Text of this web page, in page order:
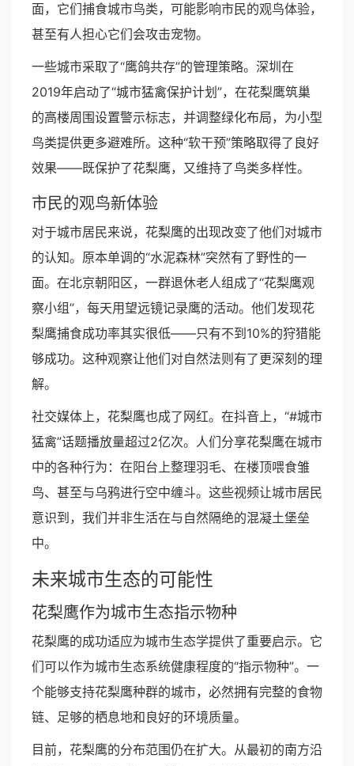
面，它们捕食城市鸟类，可能影响市民的观鸟体验，
甚至有人担心它们会攻击宠物。
一些城市采取了“鹰鸽共存”的管理策略。深圳在
2019年启动了“城市猛禽保护计划”，在花梨鹰筑巢
的高楼周围设置警示标志，并调整绿化布局，为小型
鸟类提供更多避难所。这种“软干预”策略取得了良好
效果——既保护了花梨鹰，又维持了鸟类多样性。
市民的观鸟新体验
对于城市居民来说，花梨鹰的出现改变了他们对城市
的认知。原本单调的“水泥森林”突然有了野性的一
面。在北京朝阳区，一群退休老人组成了“花梨鹰观
察小组”，每天用望远镜记录鹰的活动。他们发现花
梨鹰捕食成功率其实很低——只有不到10%的狩猎能
够成功。这种观察让他们对自然法则有了更深刻的理
解。
社交媒体上，花梨鹰也成了网红。在抖音上，“#城市
猛禽”话题播放量超过2亿次。人们分享花梨鹰在城市
中的各种行为：在阳台上整理羽毛、在楼顶喂食雏
鸟、甚至与乌鸦进行空中缠斗。这些视频让城市居民
意识到，我们并非生活在与自然隔绝的混凝土堡垒
中。
未来城市生态的可能性
花梨鹰作为城市生态指示物种
花梨鹰的成功适应为城市生态学提供了重要启示。它
们可以作为城市生态系统健康程度的“指示物种”。一
个能够支持花梨鹰种群的城市，必然拥有完整的食物
链、足够的栖息地和良好的环境质量。
目前，花梨鹰的分布范围仍在扩大。从最初的南方沿